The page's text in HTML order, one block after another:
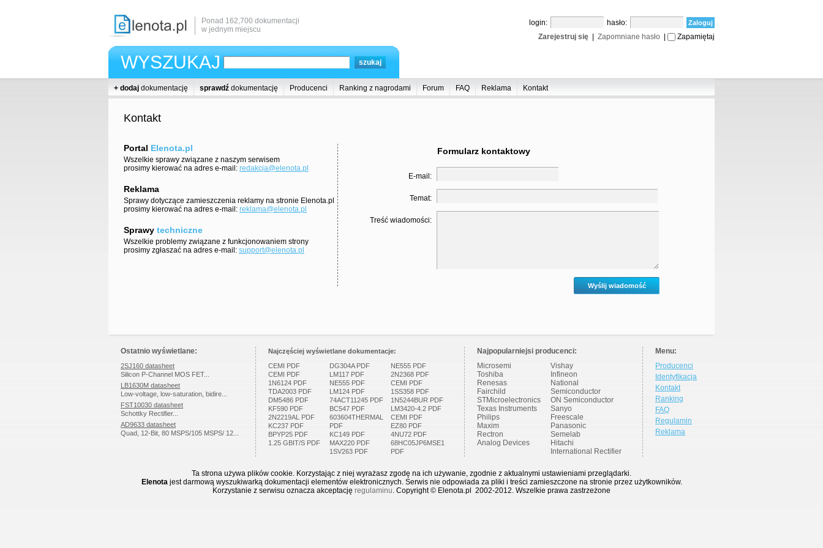
Ponad 162,700 dokumentacji
w jednym miejscu
login:
hasło:
Zarejestruj się
Zapomniane hasło Zapamiętaj
WYSZUKAJ
+ dodaj dokumentację sprawdź dokumentację Producenci Ranking z nagrodami Forum FAQ Reklama Kontakt
Kontakt
Portal Elenota.pl
Wszelkie sprawy związane z naszym serwisem
prosimy kierować na adres e-mail: redakcja@elenota.pl
Reklama
Sprawy dotyczące zamieszczenia reklamy na stronie Elenota.pl
prosimy kierować na adres e-mail: reklama@elenota.pl
Sprawy techniczne
Wszelkie problemy związane z funkcjonowaniem strony
prosimy zgłaszać na adres e-mail: support@elenota.pl
Formularz kontaktowy
E-mail:
Temat:
Treść wiadomości:
Ostatnio wyświetlane:
2SJ160 datasheet
Silicon P-Channel MOS FET...
LB1630M datasheet
Low-voltage, low-saturation, bidire...
FST10030 datasheet
Schottky Rectifier...
AD9633 datasheet
Quad, 12-Bit, 80 MSPS/105 MSPS/ 12...
Najczęściej wyświetlane dokumentacje:
CEMI PDF
CEMI PDF
1N6124 PDF
TDA2003 PDF
DM5486 PDF
KF590 PDF
2N2219AL PDF
KC237 PDF
BPYP25 PDF
1.25 GBIT/S PDF
DG304A PDF
LM117 PDF
NE555 PDF
LM124 PDF
74ACT11245 PDF
BC547 PDF
603604THERMAL
PDF
KC149 PDF
MAX220 PDF
1SV263 PDF
NE555 PDF
2N2368 PDF
CEMI PDF
1SS358 PDF
1N5244BUR PDF
LM3420-4.2 PDF
CEMI PDF
EZ80 PDF
4NU72 PDF
68HC05JP6MSE1
PDF
Najpopularniejsi producenci:
Microsemi
Toshiba
Renesas
Fairchild
STMicroelectronics
Texas Instruments
Philips
Maxim
Rectron
Analog Devices
Vishay
Infineon
National
Semiconductor
ON Semiconductor
Sanyo
Freescale
Panasonic
Semelab
Hitachi
International Rectifier
Menu:
Producenci
Identyfikacja
Kontakt
Ranking
FAQ
Regulamin
Reklama
Ta strona używa plików cookie. Korzystając z niej wyrażasz zgodę na ich używanie, zgodnie z aktualnymi ustawieniami przeglądarki.
Elenotajest darmową wyszukiwarką dokumentacji elementów elektronicznych. Serwis nie odpowiada za pliki i treści zamieszczone na stronie przez użytkowników.
Korzystanie z serwisu oznacza akceptację regulaminu. Copyright © Elenota.pl 2002-2012. Wszelkie prawa zastrzeżone